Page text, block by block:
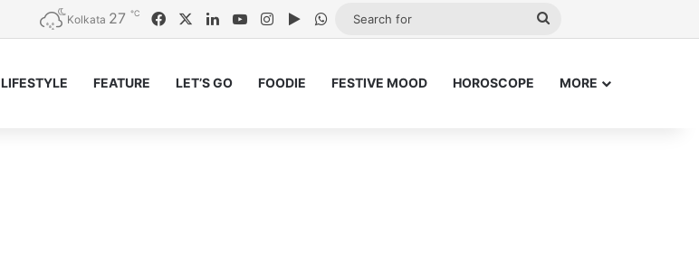
Kolkata 27 ℃ FacebookLinkedInYouTubeInstagram
Google Play
WhatsApp
LIFESTYLE FEATURE LET’S GO FOODIE FESTIVE MOOD HOROSCOPE MORE